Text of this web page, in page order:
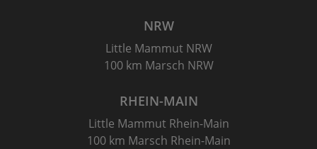
NRW
Little Mammut NRW
100 km Marsch NRW
RHEIN-MAIN
Little Mammut Rhein-Main
100 km Marsch Rhein-Main